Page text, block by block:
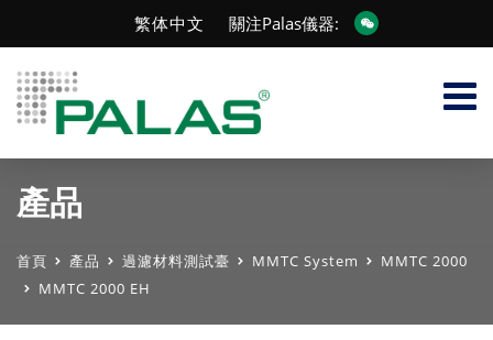
繁体中文 關注Palas儀器:
產品
首頁 產品 過濾材料測試臺 MMTC System
MMTC 2000
MMTC 2000 EH